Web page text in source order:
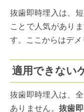
抜歯即時埋入は、
ことで人気があり
す。ここからはデメ
適用できない
抜歯即時埋入は、
ありません。 抜歯